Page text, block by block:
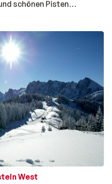
schönen Pisten
für Jeden etwas. Es
den passionierten
Fun-Parks. Hier
haben. Im Skigebiet
die beiden Skiorte:
West